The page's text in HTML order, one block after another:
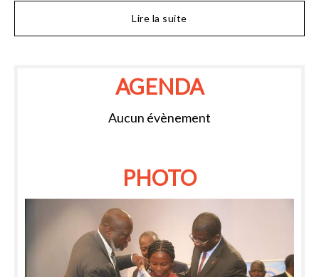
Lire la suite
AGENDA
Aucun évènement
PHOTO